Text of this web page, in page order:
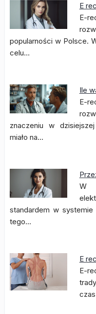
E
E-
popularności w Polsce.
celu…
Ile
E-
znaczeniu w
miało na…
W
standardem w systemie
tego…
E
E-